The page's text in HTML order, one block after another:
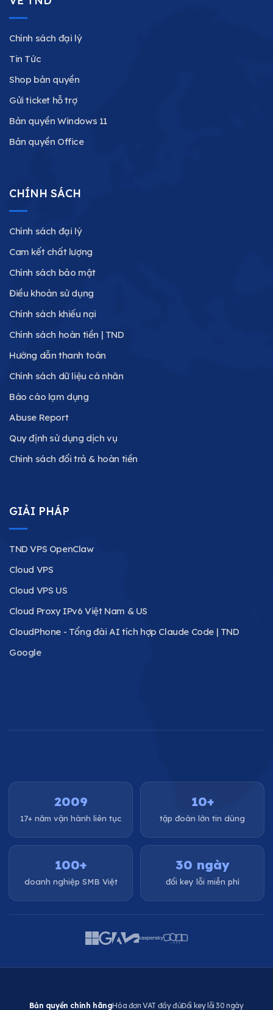
Chính sách đại lý
Tin Tức
Shop bản quyền
Gửi ticket hỗ trợ
Bản quyền Windows 11
Bản quyền Office
CHÍNH SÁCH
Chính sách đại lý
Cam kết chất lượng
Chính sách bảo mật
Điều khoản sử dụng
Chính sách khiếu nại
Chính sách hoàn tiền | TND
Hướng dẫn thanh toán
Chính sách dữ liệu cá nhân
Báo cáo lạm dụng
Abuse Report
Quy định sử dụng dịch vụ
Chính sách đổi trả & hoàn tiền
GIẢI PHÁP
TND VPS OpenClaw
Cloud VPS
Cloud VPS US
Cloud Proxy IPv6 Việt Nam & US
CloudPhone - Tổng đài AI tích hợp Claude Code | TND
Google
2009
17+ năm vận hành liên tục
10+
tập đoàn lớn tin dùng
100+
doanh nghiệp SMB Việt
30 ngày
đổi key lỗi miễn phí
Bản quyền chính hãngHóa đơn VAT đầy đủĐổi key lỗi 30 ngày